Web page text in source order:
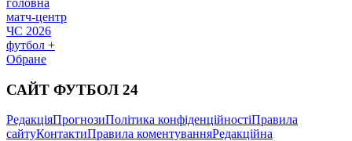
головна
матч-центр
ЧС 2026
футбол +
Обране
САЙТ ФУТБОЛ 24
РедакціяПрогнозиПолітика конфіденційностіПравила
сайтуКонтактиПравила коментуванняРедакційна